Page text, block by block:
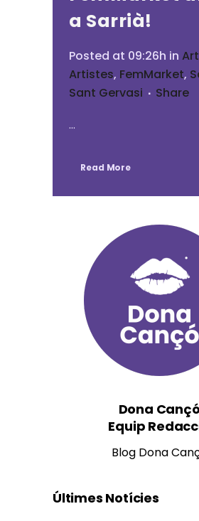
a Sarrià!
Posted at 09:26h in
Artistes, FemMarket,
Sant Gervasi
Share
...
Read More
Dona Cançó
Equip
Blog Dona
Últimes Notícies